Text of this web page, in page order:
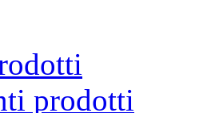
prodotti